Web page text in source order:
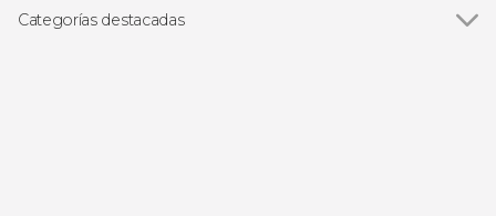
Categorías destacadas